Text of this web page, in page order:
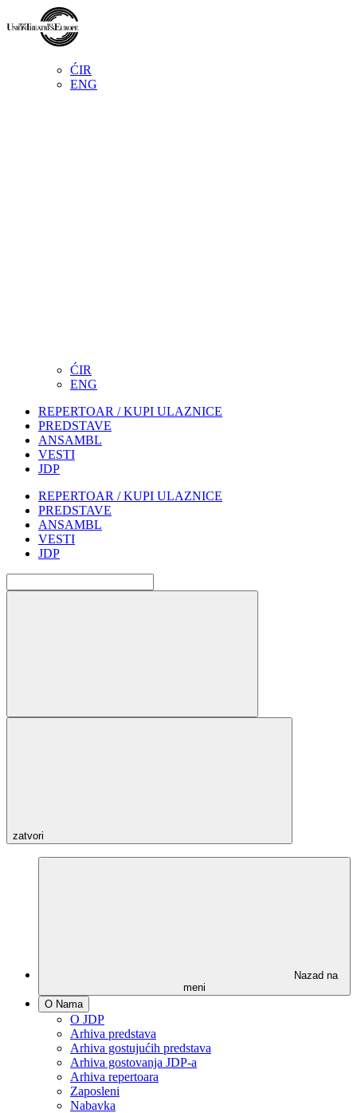
ĆIR
ENG
ĆIR
ENG
REPERTOAR / KUPI ULAZNICE
PREDSTAVE
ANSAMBL
VESTI
JDP
REPERTOAR / KUPI ULAZNICE
PREDSTAVE
ANSAMBL
VESTI
JDP
zatvori
Nazad na
meni
O Nama
O JDP
Arhiva predstava
Arhiva gostujućih predstava
Arhiva gostovanja JDP-a
Arhiva repertoara
Zaposleni
Nabavka